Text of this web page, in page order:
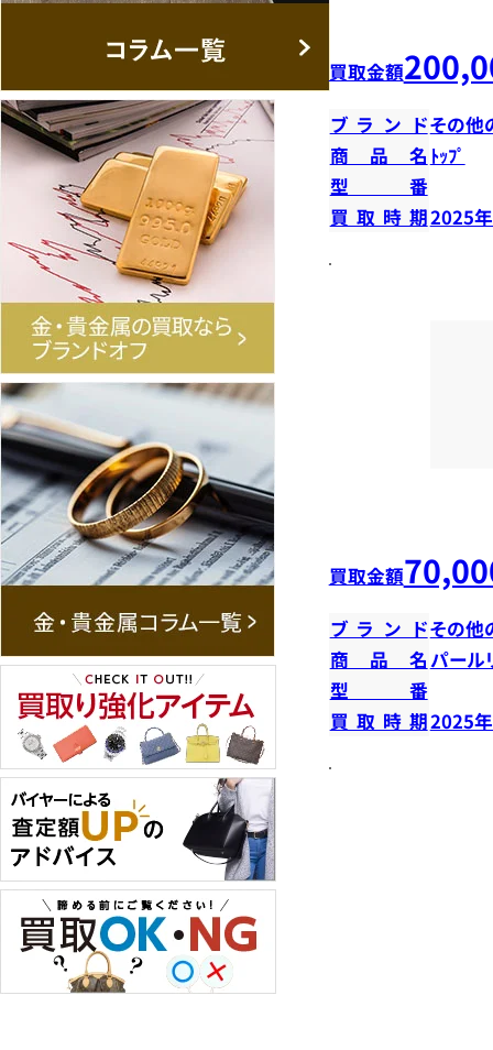
買取金額
ブランドその他
商品名 ﾄｯﾌﾟ
型番
買取時期2025
買取金額
ブランドその他
商品名 パール
型番
買取時期2025